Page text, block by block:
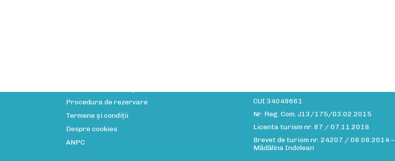
Procedura de rezervare
Termene și condiții
Despre cookies
ANPC
CUI 34049661
Nr. Reg. Com. J13/175/03.02.2015
Licenta turism nr. 87 / 07.11.2018
Brevet de turism nr. 24207 / 08.08.2014 –
Mădălina Indolean